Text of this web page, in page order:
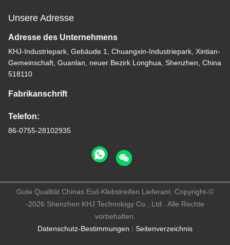
Unsere Adresse
Adresse des Unternehmens
KHJ-Industriepark, Gebäude 1, Chuangxin-Industriepark, Xintian-
Gemeinschaft, Guanlan, neuer Bezirk Longhua, Shenzhen, China
518110
Fabrikanschrift
Telefon:
86-0755-28102935
Datenschutz-Bestimmungen | Seitenverzeichnis
Gute Qualität Chinas Esd-Klebstreifen Lieferant. Copyright-©
-2026 Shenzhen KHJ Technology Co., Ltd . Alle Rechte
vorbehalten.